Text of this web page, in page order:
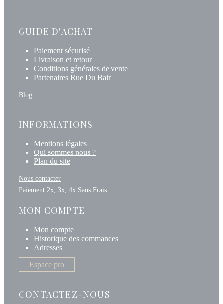
GUIDE D'ACHAT
Paiement sécurisé
Livraison et retour
Conditions générales de vente
Partenaires Rue Du Bain
Blog
INFORMATIONS
Mentions légales
Qui sommes nous ?
Plan du site
Nous contacter
Paiement 2x, 3x, 4x Sans Frais
MON COMPTE
Mon compte
Historique des commandes
Adresses
Espace pro
CONTACTEZ-NOUS